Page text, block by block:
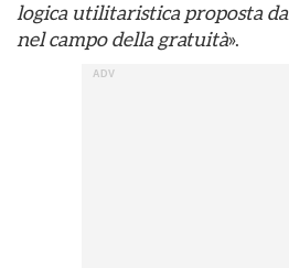
logica utilitaristica proposta
nel campo della gratuità».